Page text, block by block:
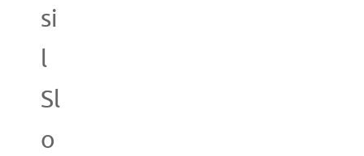
si
l
Sl
o